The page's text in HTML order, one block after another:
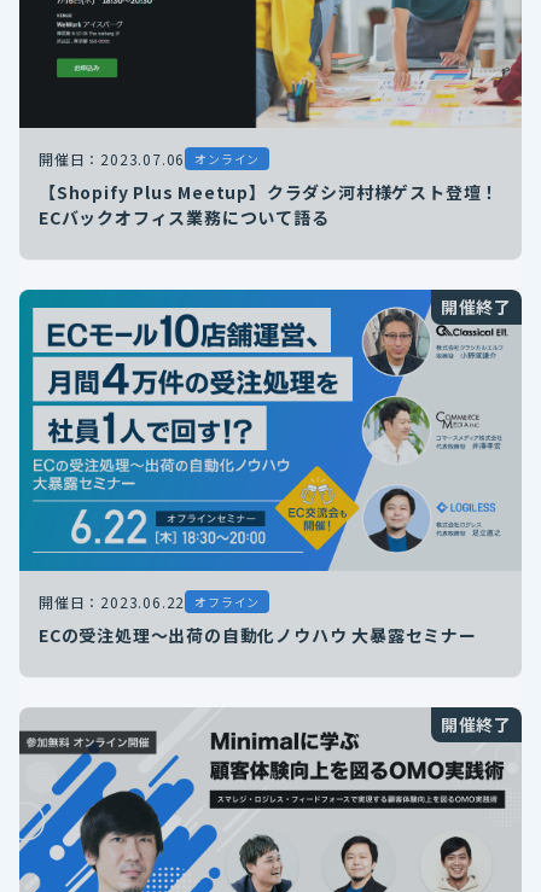
開催日：2023.07.06 オンライン
【Shopify Plus Meetup】クラダシ河村様ゲスト登壇！
ECバックオフィス業務について語る
開催日：2023.06.22 オフライン
ECの受注処理～出荷の自動化ノウハウ 大暴露セミナー
開催終了
開催終了